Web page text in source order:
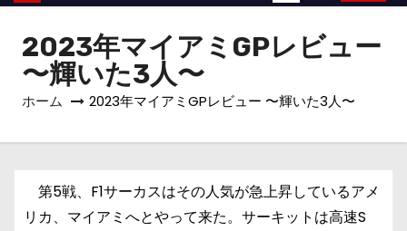
2023年マイアミGPレビュー
〜輝いた3人〜
ホーム 2023年マイアミGPレビュー 〜輝いた3人〜
第5戦、F1サーカスはその人気が急上昇しているアメ
リカ、マイアミへとやって来た。サーキットは高速S